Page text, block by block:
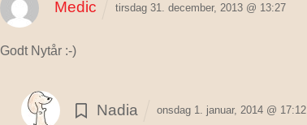
Medic tirsdag 31. december, 2013 @ 13:27
Godt Nytår :-)
Nadia onsdag 1. januar, 2014 @ 17:12